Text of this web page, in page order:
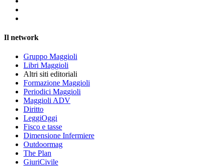
Il network
Gruppo Maggioli
Libri Maggioli
Altri siti editoriali
Formazione Maggioli
Periodici Maggioli
Maggioli ADV
Diritto
LeggiOggi
Fisco e tasse
Dimensione Infermiere
Outdoormag
The Plan
GiuriCivile